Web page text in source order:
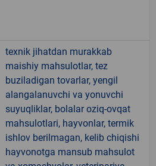
texnik jihatdan murakkab
maishiy mahsulotlar, tez
buziladigan tovarlar, yengil
alangalanuvchi va yonuvchi
suyuqliklar, bolalar oziq-ovqat
mahsulotlari, hayvonlar, termik
ishlov berilmagan, kelib chiqishi
hayvonotga mansub mahsulot